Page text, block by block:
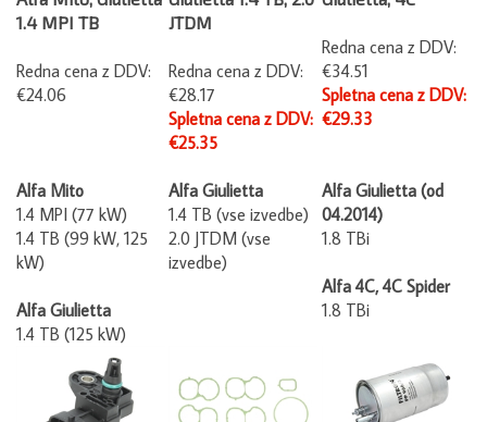
1.4 MPI TB
Redna cena z DDV:
€24.06
JTDM
Redna cena z DDV:
€28.17
Spletna cena z DDV:
€25.35
Redna cena z DDV:
€34.51
Spletna cena z DDV:
€29.33
Alfa Mito
1.4 MPI (77 kW)
1.4 TB (99 kW, 125
kW)
Alfa Giulietta
1.4 TB (125 kW)
Alfa Giulietta
1.4 TB (vse izvedbe)
2.0 JTDM (vse
izvedbe)
Alfa Giulietta (od
04.2014)
1.8 TBi
Alfa 4C, 4C Spider
1.8 TBi